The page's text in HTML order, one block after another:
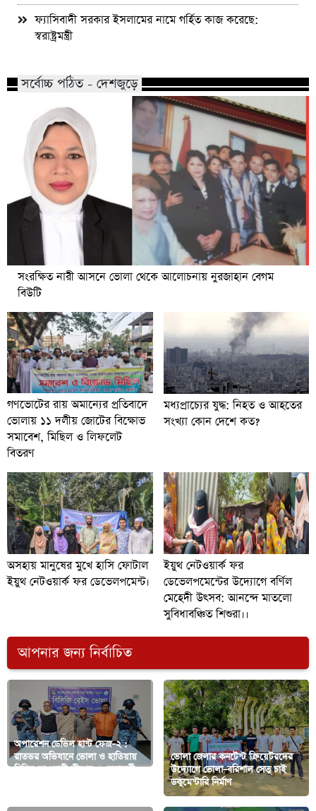
ফ্যাসিবাদী সরকার ইসলামের নামে গর্হিত কাজ করেছে:
স্বরাষ্ট্রমন্ত্রী
সর্বোচ্চ পঠিত - দেশজুড়ে
সংরক্ষিত নারী আসনে ভোলা থেকে আলোচনায় নুরজাহান বেগম
বিউটি
গণভোটের রায় অমান্যের প্রতিবাদে
ভোলায় ১১ দলীয় জোটের বিক্ষোভ
সমাবেশ, মিছিল ও লিফলেট
বিতরণ
মধ্যপ্রাচ্যের যুদ্ধ: নিহত ও আহতের
সংখ্যা কোন দেশে কত?
অসহায় মানুষের মুখে হাসি ফোটাল
ইয়ুথ নেটওয়ার্ক ফর ডেভেলপমেন্ট।
ইয়ুথ নেটওয়ার্ক ফর
ডেভেলপমেন্টের উদ্যোগে বর্ণিল
মেহেদী উৎসব: আনন্দে মাতলো
সুবিধাবঞ্চিত শিশুরা।।
আপনার জন্য নির্বাচিত
অপারেশন ডেভিল হান্ট ফেজ–২ :
রাতভর অভিযানে ভোলা ও হাতিয়ায়
নিষিদ্ধ আওয়ামী লীগের ৫ নেতাকর্মী
ভোলা জেলার কনটেন্ট ক্রিয়েটরদের
উদ্যোগে ভোলা–বরিশাল সেতু চাই
ডকুমেন্টারি নির্মাণ